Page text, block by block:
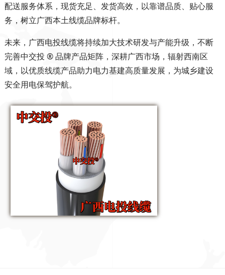
配送服务体系，现货充足、发货高效，以靠谱品质、贴心服
务，树立广西本土线缆品牌标杆。
未来，广西电投线缆将持续加大技术研发与产能升级，不断
完善中交投 ® 品牌产品矩阵，深耕广西市场，辐射西南区
域，以优质线缆产品助力电力基建高质量发展，为城乡建设
安全用电保驾护航。